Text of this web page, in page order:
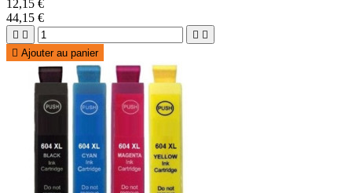
12,15 €
44,15 €
   
 Ajouter au panier